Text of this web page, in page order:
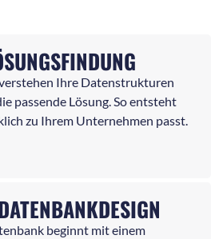
Ihre Datenstrukturen
passende Lösung. So entsteht
zu Ihrem Unternehmen passt.
beginnt mit einem